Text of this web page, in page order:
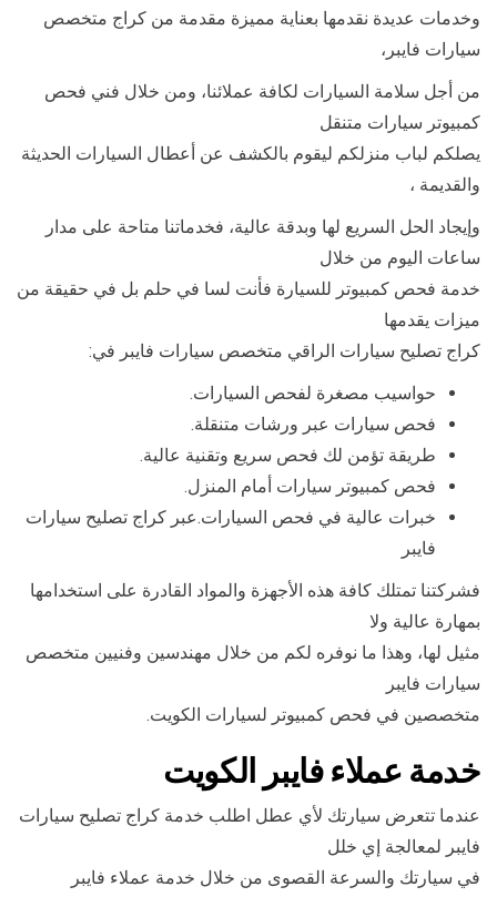
وخدمات عديدة نقدمها بعناية مميزة مقدمة من كراج متخصص
سيارات فايبر،
من أجل سلامة السيارات لكافة عملائنا، ومن خلال فني فحص
كمبيوتر سيارات متنقل
يصلكم لباب منزلكم ليقوم بالكشف عن أعطال السيارات الحديثة
والقديمة ،
وإيجاد الحل السريع لها وبدقة عالية، فخدماتنا متاحة على مدار
ساعات اليوم من خلال
خدمة فحص كمبيوتر للسيارة فأنت لسا في حلم بل في حقيقة من
ميزات يقدمها
كراج تصليح سيارات الراقي متخصص سيارات فايبر في:
حواسيب مصغرة لفحص السيارات.
فحص سيارات عبر ورشات متنقلة.
طريقة تؤمن لك فحص سريع وتقنية عالية.
فحص كمبيوتر سيارات أمام المنزل.
خبرات عالية في فحص السيارات.عبر كراج تصليح سيارات
فايبر
فشركتنا تمتلك كافة هذه الأجهزة والمواد القادرة على استخدامها
بمهارة عالية ولا
مثيل لها، وهذا ما نوفره لكم من خلال مهندسين وفنيين متخصص
سيارات فايبر
متخصصين في فحص كمبيوتر لسيارات الكويت.
خدمة عملاء فايبر الكويت
عندما تتعرض سيارتك لأي عطل اطلب خدمة كراج تصليح سيارات
فايبر لمعالجة إي خلل
في سيارتك والسرعة القصوى من خلال خدمة عملاء فايبر